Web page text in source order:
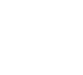
trị Uỷ viên":